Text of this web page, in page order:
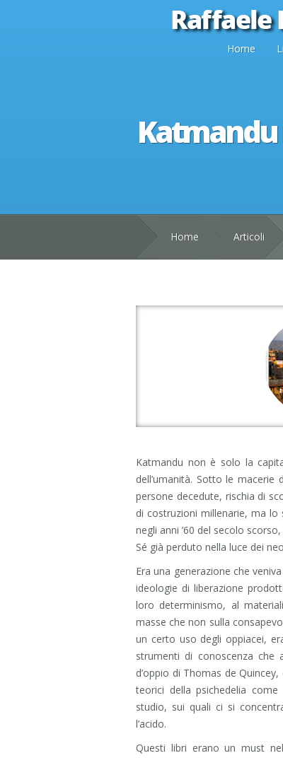
Home
Katmandu
Home Articoli
Katmandu non è solo la
dell’umanità. Sotto le
persone decedute, rischia di
di costruzioni millenarie, ma lo
negli anni ’60 del secolo
Sé già perduto nella luce dei
Era una generazione che
ideologie di liberazione
loro determinismo, al
masse che non sulla
un certo uso degli oppiacei,
strumenti di conoscenza
d’oppio di Thomas de
teorici della psichedelia
studio, sui quali ci si
l’acido.
Questi libri erano un must